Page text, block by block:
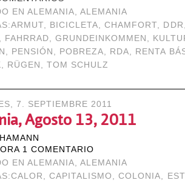
EN ALEMANIA,ALEMANIA
ARMUT, BICICLETA,CHAMFORT, DDR
, FAHRRAD, GRUNDEINKOMMEN ,
, PENSIÓN , POBREZA, RDA, RENTA
, RÜGEN , TOM SCHULZ
7. SEPTIEMBRE 2011
Agosto 13, 2011
1 COMENTARIO
EN ALEMANIA,ALEMANIA
CALOR , CAPITALISMO ,COLONIA,